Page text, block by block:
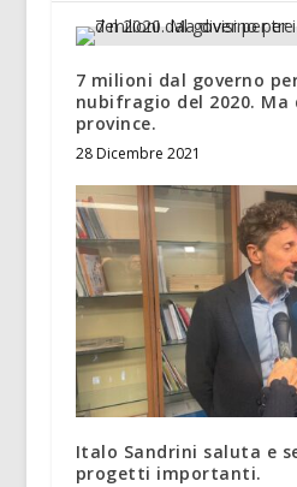
7 milioni dal governo
nubifragio del 2020. Ma
province.
28 Dicembre 2021
Italo Sandrini saluta e
progetti importanti.